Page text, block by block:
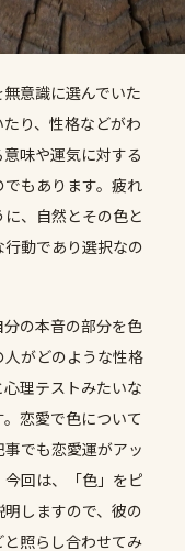
意識に選んでいた
り、性格などがわ
味や運気に対する
もあります。疲れ
、自然とその色と
動であり選択なの
の本音の部分を色
がどのような性格
理テストみたいな
恋愛で色について
でも恋愛運がアッ
回は、「色」をピ
しますので、彼の
照らし合わせてみ